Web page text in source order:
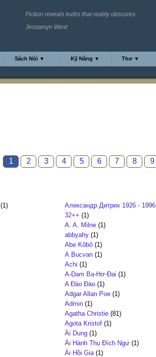
Fiction reveals truths that reality obscures.
Jessamyn West
Sách Nói ▼ Kỹ Năng ▼ Thơ ▼
1 2 3 4 5 6 7 8 9
(1) Александр Дитрих 1926 - 1996
32++ (1)
A. A. Milne (1)
abbyahy (1)
Abe Kôbô (1)
A.Bucvan (1)
Achi (1)
A-Dam Ba-Hơ-Đai (1)
A Đào Đào (1)
Adgar Allan Poe (1)
Admin (1)
Agatha Christie (81)
Agota Kristof (1)
Ái Dung (1)
Ái Hành Thụ Đích Ngư (1)
Ái Hồi Gia(1)